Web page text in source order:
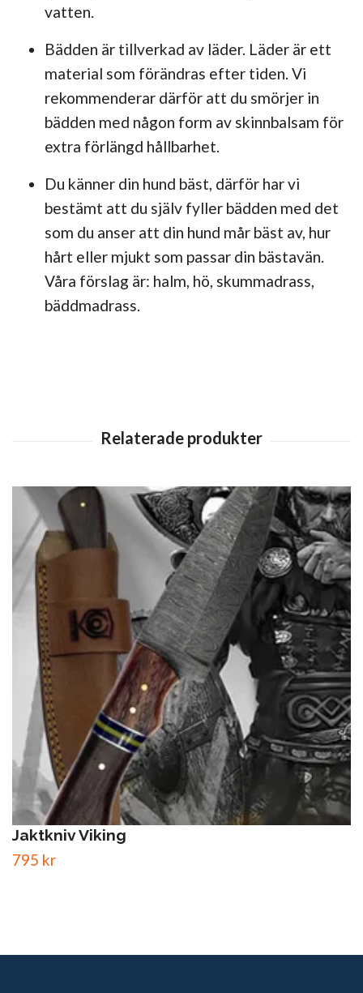
vatten.
Bädden är tillverkad av läder. Läder är ett
material som förändras efter tiden. Vi
rekommenderar därför att du smörjer in
bädden med någon form av skinnbalsam för
extra förlängd hållbarhet.
Du känner din hund bäst, därför har vi
bestämt att du själv fyller bädden med det
som du anser att din hund mår bäst av, hur
hårt eller mjukt som passar din bästavän.
Våra förslag är: halm, hö, skummadrass,
bäddmadrass.
Jaktkniv Viking
795 kr